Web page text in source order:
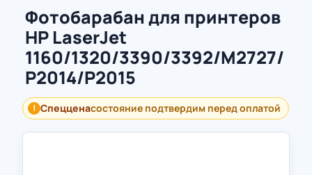
Фотобарабан для принтеров
HP LaserJet
1160/1320/3390/3392/M2727/
P2014/P2015
! Спецценасостояние подтвердим перед оплатой